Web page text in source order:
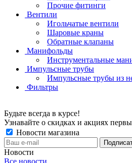
Прочие фитинги
Вентили
Игольчатые вентили
Шаровые краны
Обратные клапаны
Манифольды
Инструментальные
Импульсные трубы
Импульсные трубы из
Фильтры
Будьте всегда в курсе!
Узнавайте о скидках и акциях
Новости магазина
Новости
Все новости